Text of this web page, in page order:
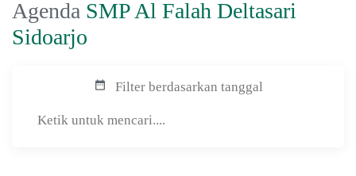
Agenda SMP Al Falah Deltasari
Sidoarjo
date_range